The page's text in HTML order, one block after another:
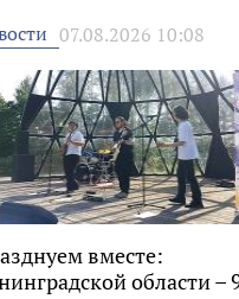
07.08.2026 10:08
вместе:
области –